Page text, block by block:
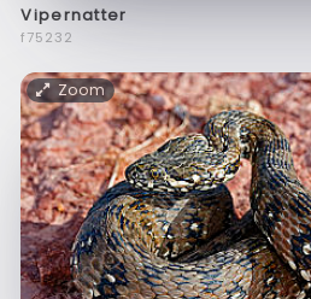
Vipernatter
f75232
Zoom